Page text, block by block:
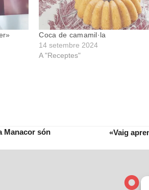
Coca de camamil·la
14 setembre 2024
A "Receptes"
Manacor són
«Vaig